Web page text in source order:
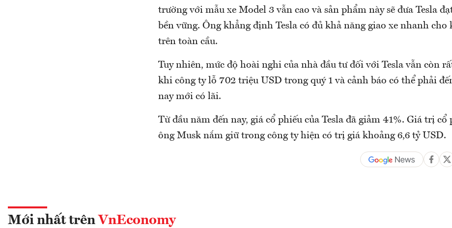
trường với mẫu xe Model 3 vẫn cao và sản phẩm này sẽ đưa Tesla
bền vững. Ông khẳng định Tesla có đủ khả năng giao xe nhanh cho
trên toàn cầu.
Tuy nhiên, mức độ hoài nghi của nhà đầu tư đối với Tesla vẫn còn
khi công ty lỗ 702 triệu USD trong quý 1 và cảnh báo có thể phải
nay mới có lãi.
Từ đầu năm đến nay, giá cổ phiếu của Tesla đã giảm 41%. Giá trị cổ
ông Musk nắm giữ trong công ty hiện có trị giá khoảng 6,6 tỷ USD.
Mới nhất trên VnEconomy